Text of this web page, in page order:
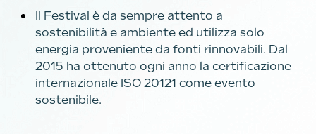
Il Festival è da sempre attento a
sostenibilità e ambiente ed utilizza solo
energia proveniente da fonti rinnovabili. Dal
2015 ha ottenuto ogni anno la certificazione
internazionale ISO 20121 come evento
sostenibile.